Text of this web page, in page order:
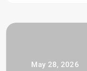
May 28, 2026